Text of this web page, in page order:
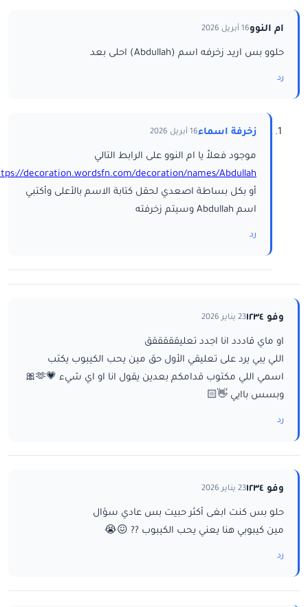
ام النوو16 أبريل 2026
حلوو بس اريد زخرفه اسم (Abdullah) احلى بعد
رد
زخرفة اسماء16 أبريل 2026
موجود فعلاً يا ام النوو على الرابط التالي
decoration.wordsfn.com/decoration/names/Abdullah/
أو بكل بساطة اصعدي لحقل كتابة الاسم بالأعلى وأكتبي
اسم Abdullah وسيتم زخرفته
رد
وفو ١٢٣٤ 23 يناير 2026
او ماي قاددد انا اجدد تعليقققققق
اللي يبي يرد على تعليقي الأول حق مين يحب الكيبوب يكتب
اسمي اللي مكتوب قدامكم بعدين يقول انا او اي شيء 💗🫶🎀
وبسس باايي 👋🏻
رد
وفو ١٢٣٤ 23 يناير 2026
حلو بس كنت ابغى أكثر حبيت بس عادي سؤال
مين كيبوبي هنا يعني يحب الكيبوب ?? 😖😭
رد